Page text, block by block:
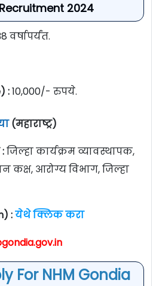
2024
वर्षापर्यंत.
:10,000/- रुपये.
(महाराष्ट्र)
जिल्हा कार्यक्रम व्यावस्थापक,
कक्ष, आरोग्य विभाग, जिल्हा
:येथे क्लिक करा
For NHM Gondia